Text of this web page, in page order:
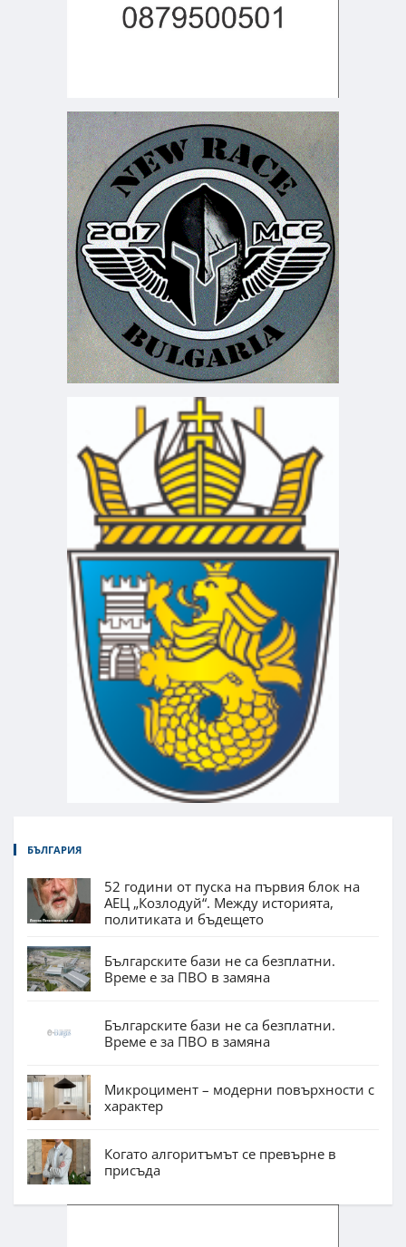
БЪЛГАРИЯ
52 години от пуска на първия блок на
АЕЦ „Козлодуй“. Между историята,
политиката и бъдещето
Българските бази не са безплатни.
Време е за ПВО в замяна
Българските бази не са безплатни.
Време е за ПВО в замяна
Микроцимент – модерни повърхности с
характер
Когато алгоритъмът се превърне в
присъда